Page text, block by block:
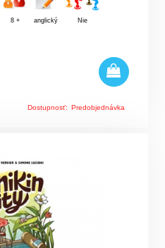
8 + anglický Nie
Dostupnosť: Predobjednávka